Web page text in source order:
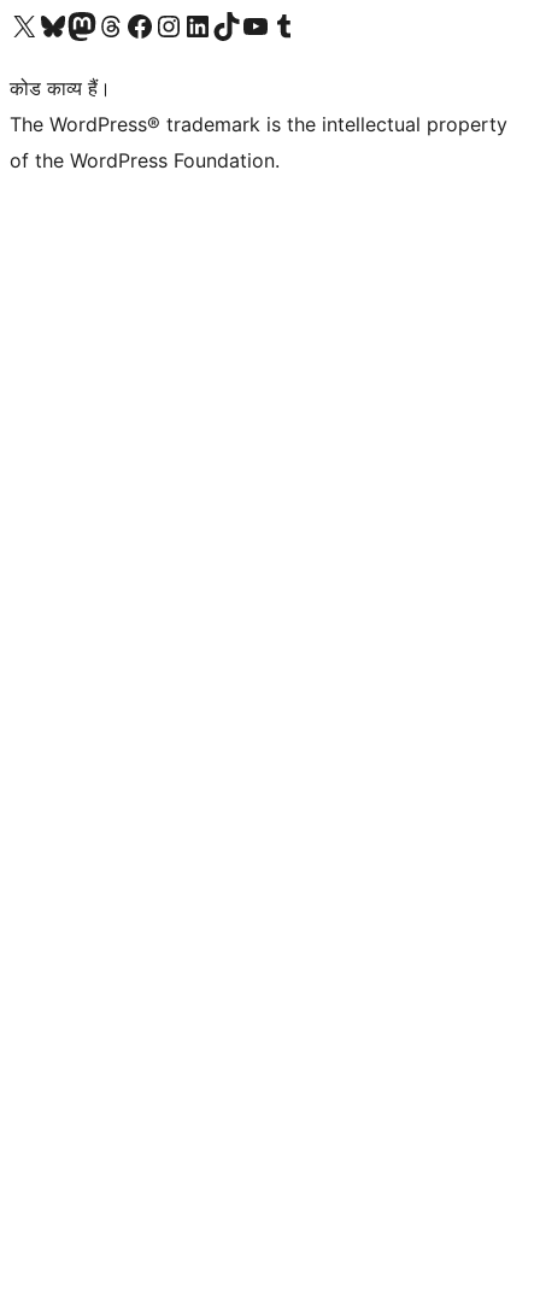
Visit our X (formerly Twitter) account
हमारे बलुस्की खाते पर जाएँVisit our Mastodon account
हमारे थ्रेड्स अकाउंट पर जाएंहमारे फेसबुक पेज पर जाएँहमारे इंस्टाग्राम अकाउंट पर जाएंहमारे लिंक्डइन खाते पर जाएँहमारे टिकटॉक खाते पर जाएँहमारे यूट्यूब चैनल पर जाएंहमारे Tumblr खाते पर जाएँ
कोड काव्य हैं।
The WordPress® trademark is the intellectual property
of the WordPress Foundation.